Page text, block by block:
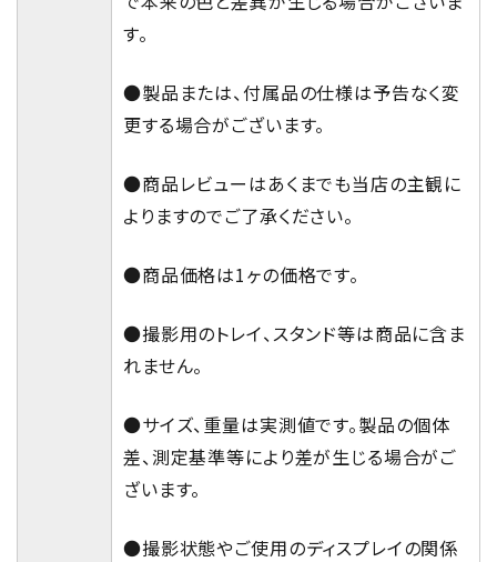
す。
●製品または、付属品の仕様は予告なく変
更する場合がございます。
●商品レビューはあくまでも当店の主観に
よりますのでご了承ください。
●商品価格は1ヶの価格です。
●撮影用のトレイ、スタンド等は商品に含ま
れません。
●サイズ、重量は実測値です。製品の個体
差、測定基準等により差が生じる場合がご
ざいます。
●撮影状態やご使用のディスプレイの関係